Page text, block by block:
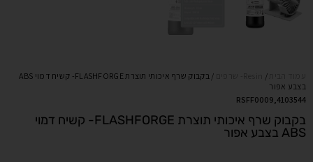
/
/ בקבוק שרף איכותי תוצרת FLASHFORGE- קשיח דמוי ABS
בצבע אפור
4103544,RSFF0009
בקבוק שרף איכותי תוצרת FLASHFORGE- קשיח דמוי
ABS בצבע אפור